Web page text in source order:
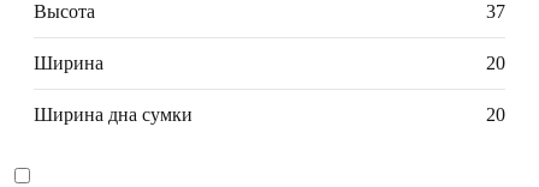
Высота 37
Ширина 20
Ширина дна сумки 20